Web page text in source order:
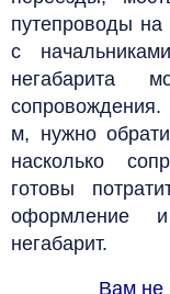
путепроводы
с
негабарита
м, нужно
насколько
готовы
оформление
негабарит.
Вам не